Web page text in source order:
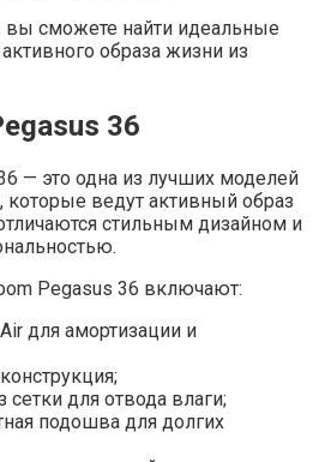
вы сможете найти идеальные
образа жизни из
36
— это одна из лучших моделей
ведут активный образ
стильным дизайном и
Pegasus 36 включают:
для амортизации и
для отвода влаги;
подошва для долгих